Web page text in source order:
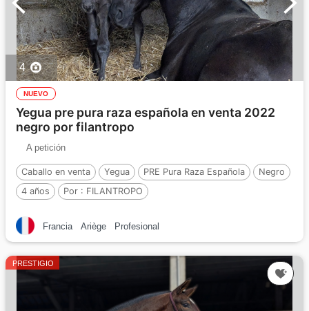
4
NUEVO
Yegua pre pura raza española en venta 2022
negro por filantropo
A petición
Caballo en venta Yegua PRE Pura Raza Española
Negro
4 años
Por : FILANTROPO
Francia Ariège Profesional
PRESTIGIO